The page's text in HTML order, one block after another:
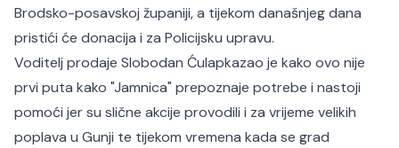
Brodsko-posavskoj županiji, a tijekom današnjeg dana
pristići će donacija i za Policijsku upravu.
Voditelj prodaje Slobodan Ćulapkazao je kako ovo nije
prvi puta kako "Jamnica" prepoznaje potrebe i nastoji
pomoći jer su slične akcije provodili i za vrijeme velikih
poplava u Gunji te tijekom vremena kada se grad